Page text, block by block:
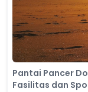
Pantai Pancer
Fasilitas dan